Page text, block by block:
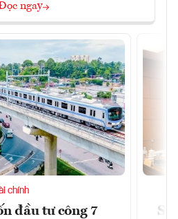
ngay
chính
đầu tư công 7